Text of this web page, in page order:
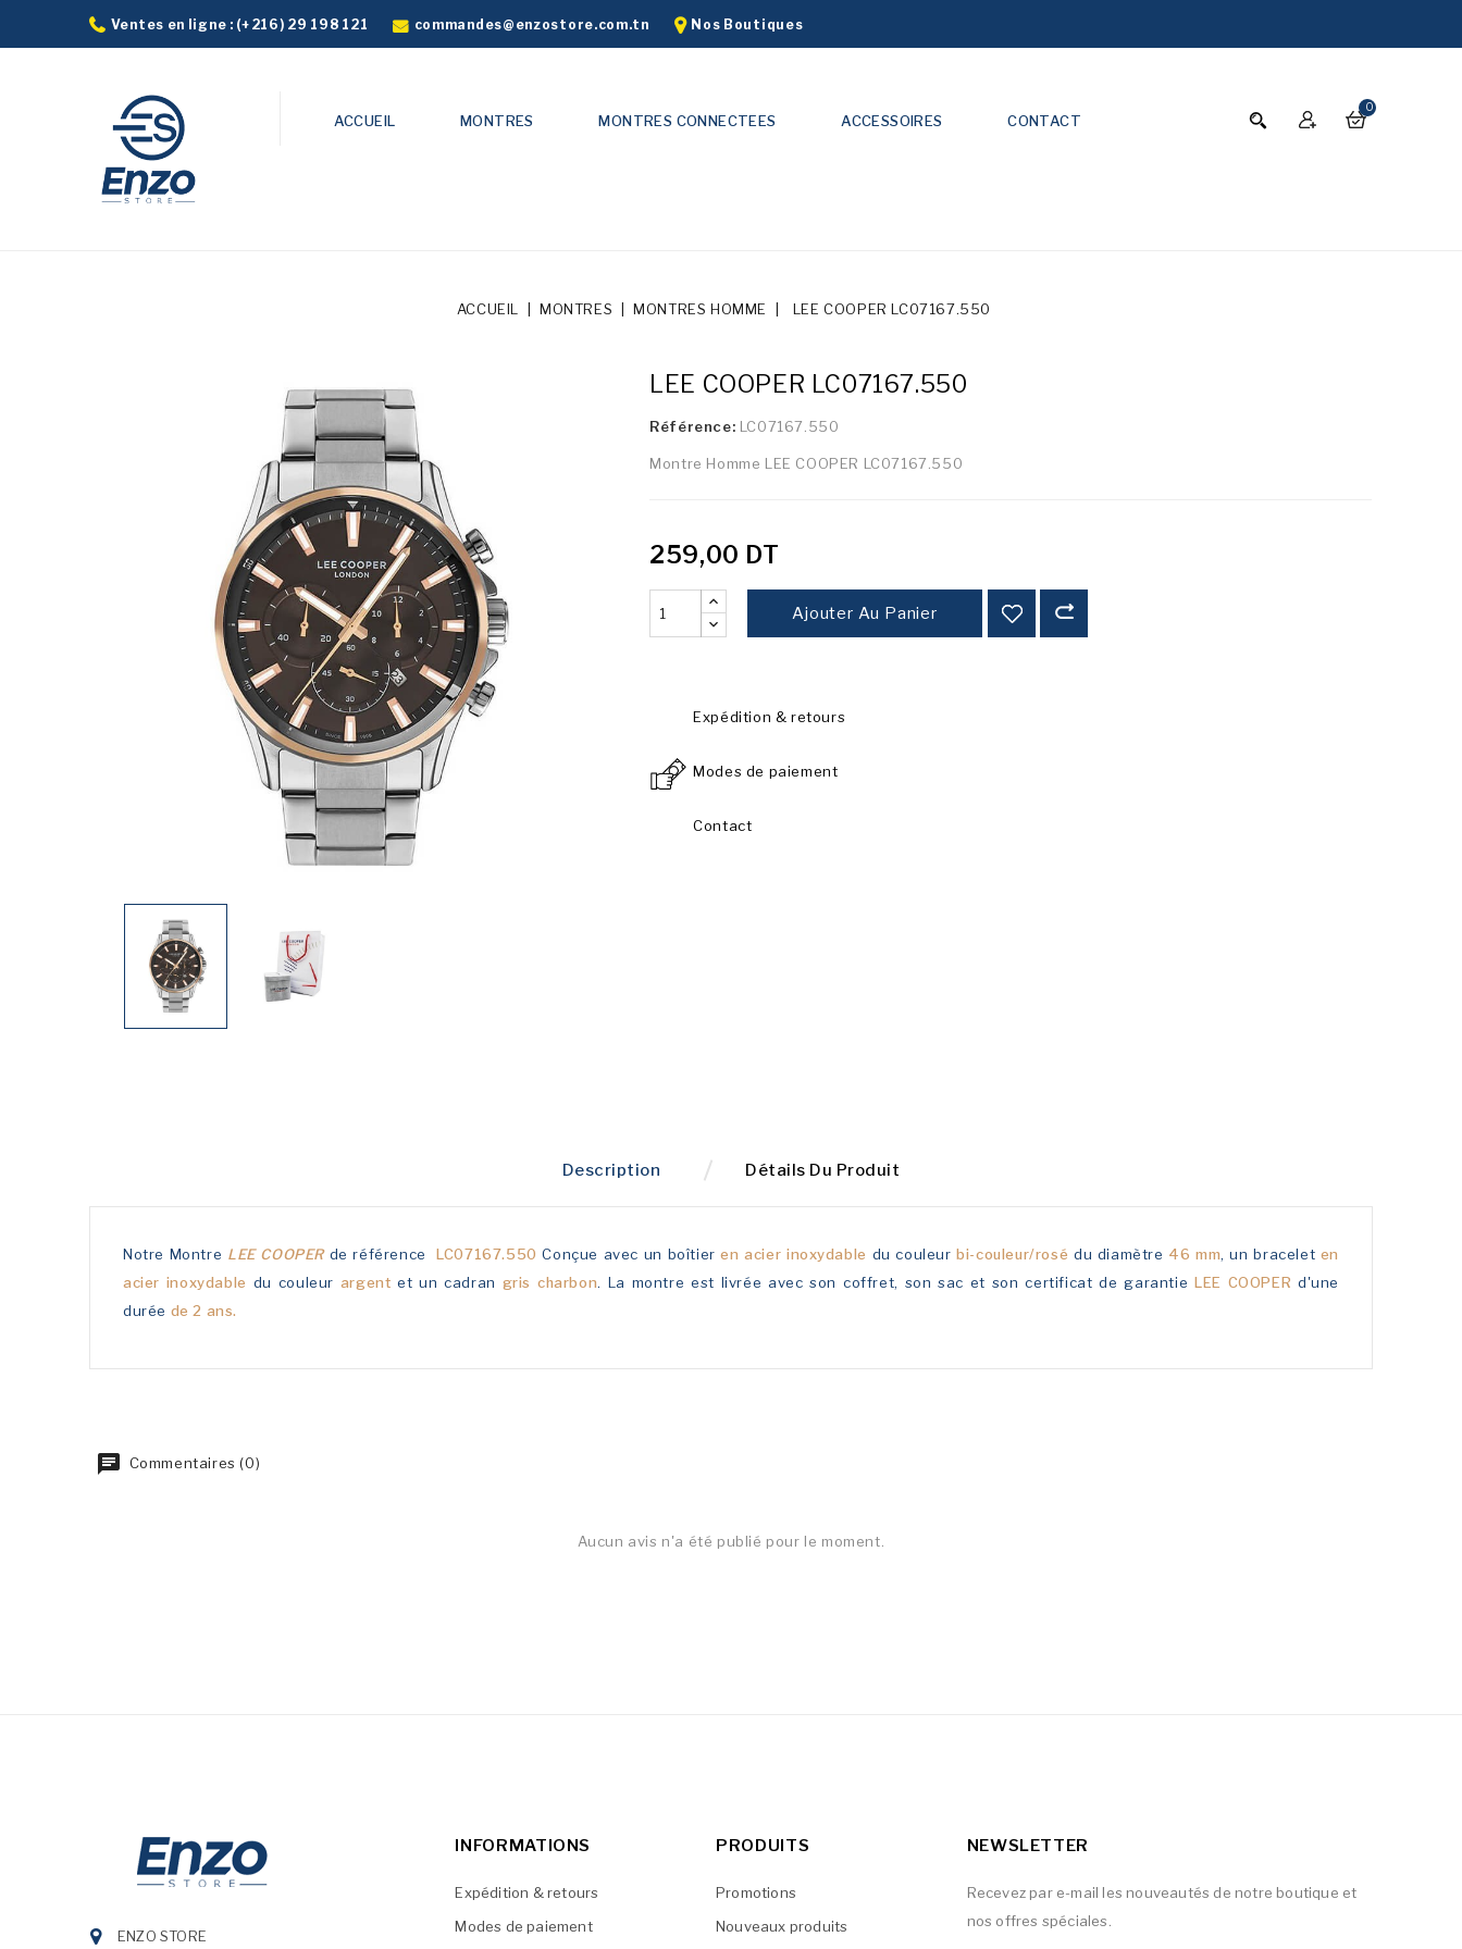
Ventes en ligne : (+216) 29 198 121 commandes@enzostore.com.tn Nos Boutiques
0
ACCUEIL MONTRES MONTRES CONNECTEES ACCESSOIRES CONTACT
ACCUEIL MONTRES MONTRES HOMME LEE COOPER LC07167.550
LEE COOPER LC07167.550
Référence: LC07167.550
Montre Homme LEE COOPER LC07167.550
259,00 DT
Ajouter Au Panier
Expédition & retours
Modes de paiement
Contact
Description Détails Du Produit
Notre Montre LEE COOPER de référenceLC07167.550Conçue avec un boîtieren acier inoxydable du couleurbi-couleur/rosé du diamètre 46 mm, un bracelet en
acier inoxydable du couleur argentet un cadran gris charbon. La montre est livrée avec son coffret, son sac et son certificat de garantie LEE COOPERd'une
durée de 2 ans.
Commentaires (0)
Aucun avis n'a été publié pour le moment.
ENZO STORE
INFORMATIONS
Expédition & retours
Modes de paiement
PRODUITS
Promotions
Nouveaux produits
NEWSLETTER
Recevez par e-mail les nouveautés de notre boutique et
nos offres spéciales.